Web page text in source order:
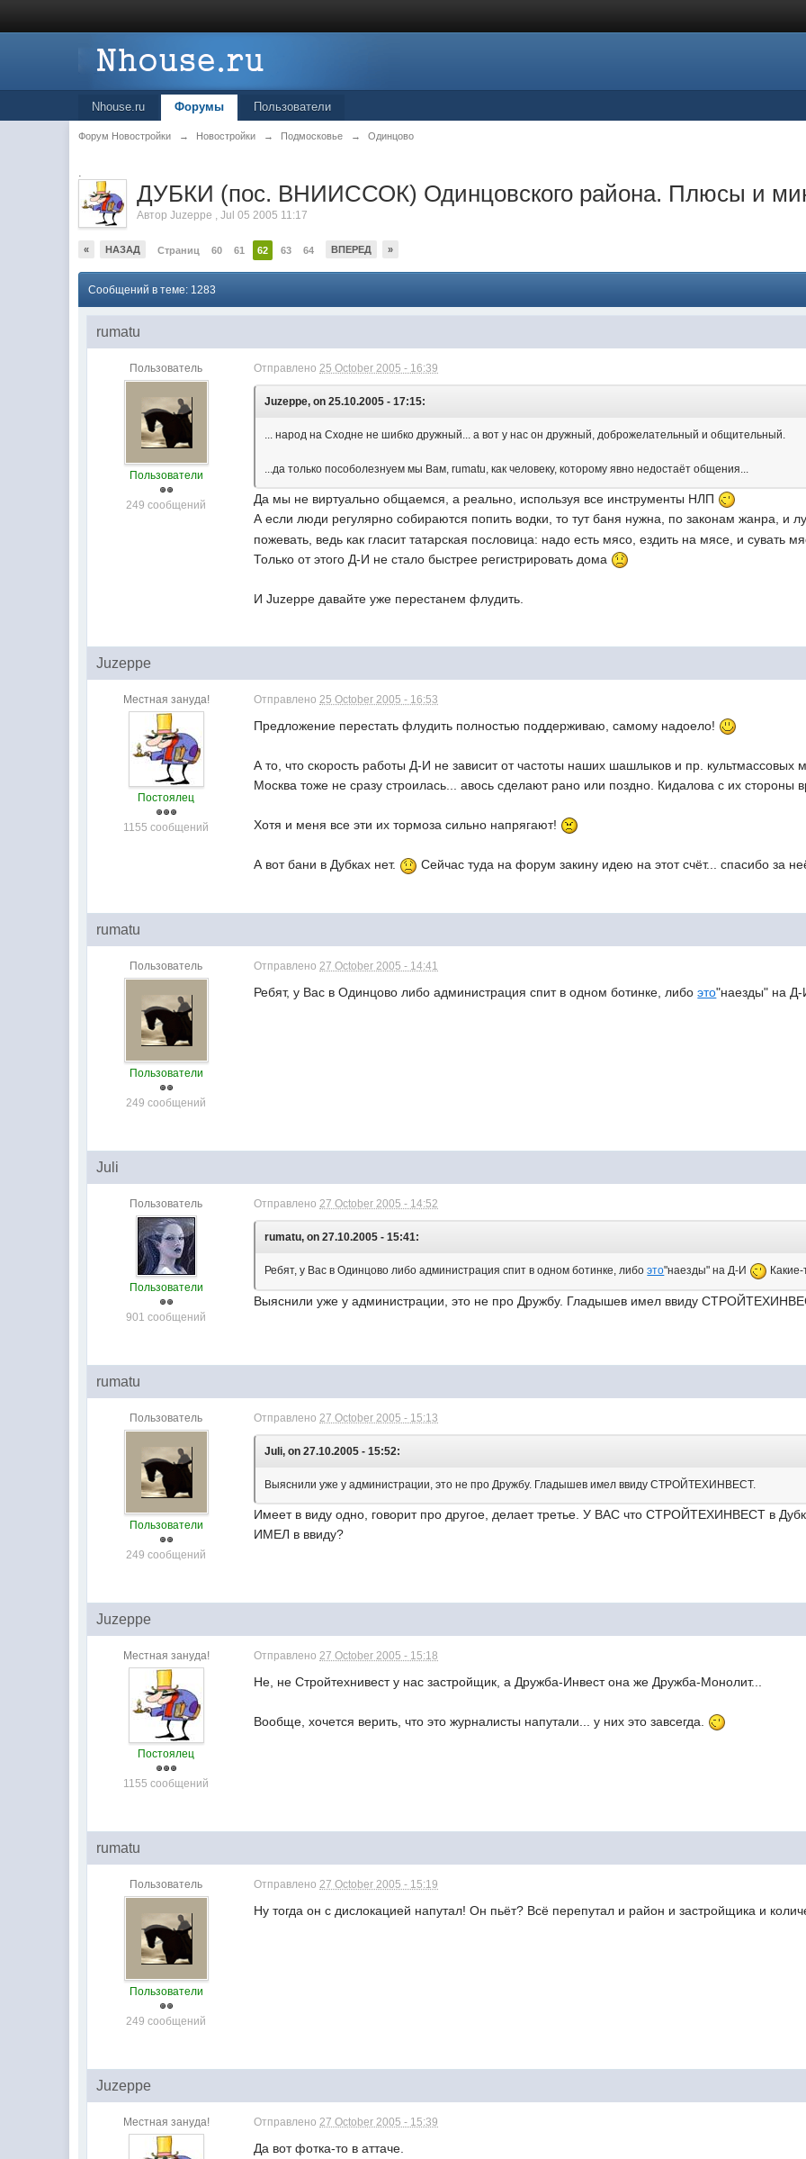
Nhouse.ru Форумы Пользователи
Форум Новостройки → Новостройки → Подмосковье → Одинцово
.
ДУБКИ (пос. ВНИИССОК) Одинцовского района. Плюсы и
АвторJuzeppe ,Jul 05 2005 11:17
« НАЗАД Страниц 60 61 62 63 64 ВПЕРЕД »
Сообщений в теме: 1283
rumatu
Пользователь
Пользователи
249 сообщений
Отправлено25 October 2005 - 16:39
Juzeppe, on 25.10.2005 - 17:15:
... народ на Сходне не шибко дружный... а вот у нас он дружный, доброжелательный и общительный.
...да только пособолезнуем мы Вам, rumatu, как человеку, которому явно недостаёт общения...
Да мы не виртуально общаемся, а реально, используя все инструменты НЛП
А если люди регулярно собираются попить водки, то тут баня нужна, по законам жанра, и
пожевать, ведь как гласит татарская пословица: надо есть мясо, ездить на мясе, и сувать
Только от этого Д-И не стало быстрее регистрировать дома
И Juzeppe давайте уже перестанем флудить.
Juzeppe
Местная зануда!
Постоялец
1155 сообщений
Отправлено25 October 2005 - 16:53
Предложение перестать флудить полностью поддерживаю, самому надоело!
А то, что скорость работы Д-И не зависит от частоты наших шашлыков и пр.
Москва тоже не сразу строилась... авось сделают рано или поздно. Кидалова с их стороны
Хотя и меня все эти их тормоза сильно напрягают!
А вот бани в Дубках нет. Сейчас туда на форум закину идею на этот счёт... спасибо за
rumatu
Пользователь
Пользователи
249 сообщений
Отправлено 27 October 2005 - 14:41
Ребят, у Вас в Одинцово либо администрация спит в одном ботинке, либоэто"наезды" на Д-
Juli
Пользователь
Пользователи
901 сообщений
Отправлено 27 October 2005 - 14:52
rumatu, on 27.10.2005 - 15:41:
Ребят, у Вас в Одинцово либо администрация спит в одном ботинке, либоэто"наезды" на Д-И
Выяснили уже у администрации, это не про Дружбу. Гладышев имел ввиду
rumatu
Пользователь
Пользователи
249 сообщений
Отправлено 27 October 2005 - 15:13
Juli, on 27.10.2005 - 15:52:
Выяснили уже у администрации, это не про Дружбу. Гладышев имел ввиду СТРОЙТЕХИНВЕСТ.
Имеет в виду одно, говорит про другое, делает третье. У ВАС что СТРОЙТЕХИНВЕСТ в
ИМЕЛ в ввиду?
Juzeppe
Местная зануда!
Постоялец
1155 сообщений
Отправлено 27 October 2005 - 15:18
Не, не Стройтехнивест у нас застройщик, а Дружба-Инвест она же Дружба-Монолит...
Вообще, хочется верить, что это журналисты напутали... у них это завсегда.
rumatu
Пользователь
Пользователи
249 сообщений
Отправлено 27 October 2005 - 15:19
Ну тогда он с дислокацией напутал! Он пьёт? Всё перепутал и район и застройщика и
Juzeppe
Местная зануда! Отправлено 27 October 2005 - 15:39
Да вот фотка-то в аттаче.